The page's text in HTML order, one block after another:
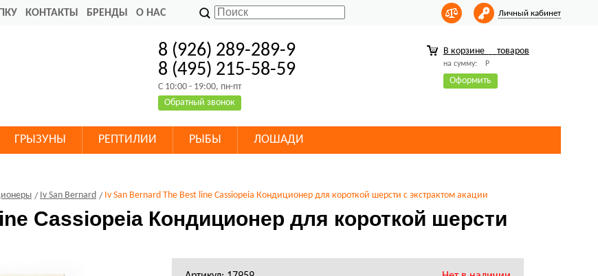
КОНТАКТЫ БРЕНДЫ О НАС Личный кабинет
8 (926) 289-289-9
8 (495) 215-58-59
C 10:00 - 19:00, пн-пт
Обратный звонок
В корзине товаров
на сумму: Р
Оформить
ГРЫЗУНЫ РЕПТИЛИИ РЫБЫ ЛОШАДИ
Iv San Bernard Iv San Bernard The Best line Cassiopeia Кондиционер для короткой шерсти с экстрактом акации
Cassiopeia Кондиционер для короткой шерсти